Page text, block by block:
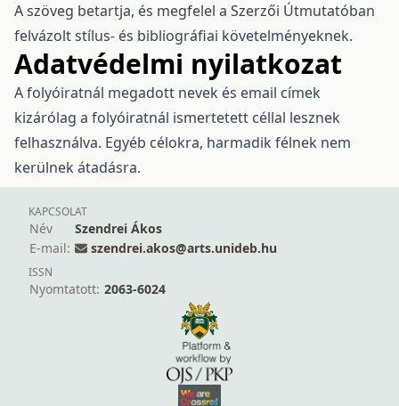
A szöveg betartja, és megfelel a Szerzői Útmutatóban
felvázolt stílus- és bibliográfiai követelményeknek.
Adatvédelmi nyilatkozat
A folyóiratnál megadott nevek és email címek
kizárólag a folyóiratnál ismertetett céllal lesznek
felhasználva. Egyéb célokra, harmadik félnek nem
kerülnek átadásra.
KAPCSOLAT
Név
Szendrei Ákos
E-mail:
szendrei.akos@arts.unideb.hu
ISSN
Nyomtatott: 2063-6024